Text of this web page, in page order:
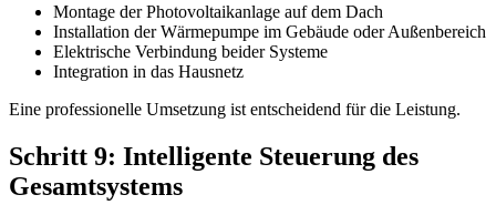
Montage der Photovoltaikanlage auf dem Dach
Installation der Wärmepumpe im Gebäude oder Außenbereich
Elektrische Verbindung beider Systeme
Integration in das Hausnetz
Eine professionelle Umsetzung ist entscheidend für die Leistung.
Schritt 9: Intelligente Steuerung des
Gesamtsystems